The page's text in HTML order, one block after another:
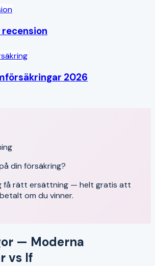
ar 2026
din försäkring?
få rätt ersättning — helt gratis att
om du vinner.
— Moderna
vs If